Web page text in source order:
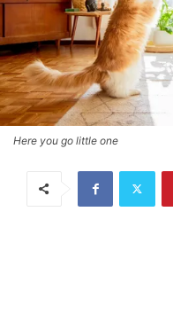
Here you go little one